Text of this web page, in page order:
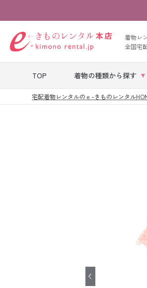
着物レ
全国宅
TOP 着物の種類から探す
七五三レ
引き振袖
宅配着物レンタルのｅ-きものレンタル